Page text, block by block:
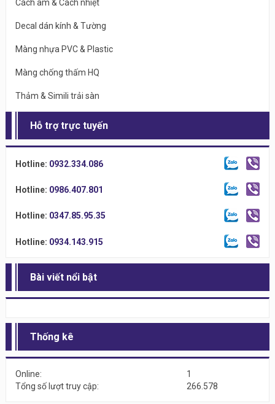
Cách âm & Cách nhiệt
Decal dán kính & Tường
Màng nhựa PVC & Plastic
Màng chống thấm HQ
Thảm & Simili trải sàn
Hỗ trợ trực tuyến
Hotline: 0932.334.086
Hotline: 0986.407.801
Hotline: 0347.85.95.35
Hotline: 0934.143.915
Bài viết nổi bật
Thống kê
Online:
1
Tổng số lượt truy cập:
266.578